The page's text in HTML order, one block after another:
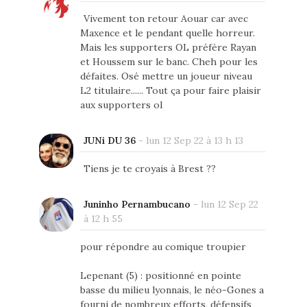
Vivement ton retour Aouar car avec
Maxence et le pendant quelle horreur.
Mais les supporters OL préfère Rayan
et Houssem sur le banc. Cheh pour les
défaites. Osé mettre un joueur niveau
L2 titulaire...... Tout ça pour faire plaisir
aux supporters ol
JUNi DU 36- lun 12 Sep 22 à 13 h 13
Tiens je te croyais à Brest ??
Juninho Pernambucano - lun 12 Sep 22
à 12 h 55
pour répondre au comique troupier
Lepenant (5) : positionné en pointe
basse du milieu lyonnais, le néo-Gones a
fourni de nombreux efforts, défensifs